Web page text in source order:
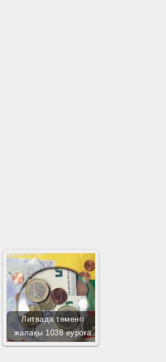
Литвада төменгі
жалақы 1038 еуроға